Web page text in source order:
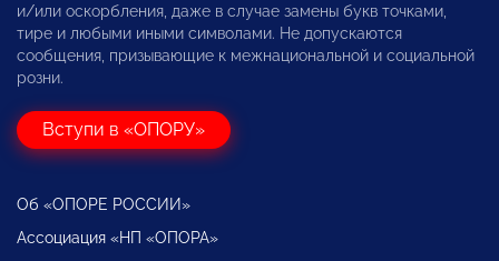
и/или оскорбления, даже в случае замены букв точками,
тире и любыми иными символами. Не допускаются
сообщения, призывающие к межнациональной и социальной
розни.
Вступи в «ОПОРУ»
Об «ОПОРЕ РОССИИ»
Ассоциация «НП «ОПОРА»